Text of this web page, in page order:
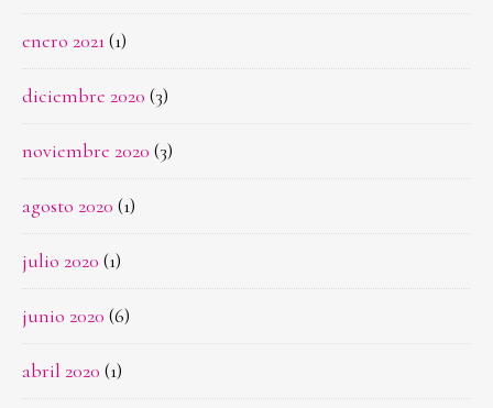
enero 2021(1)
diciembre 2020 (3)
noviembre 2020 (3)
agosto 2020 (1)
julio 2020 (1)
junio 2020 (6)
abril 2020 (1)